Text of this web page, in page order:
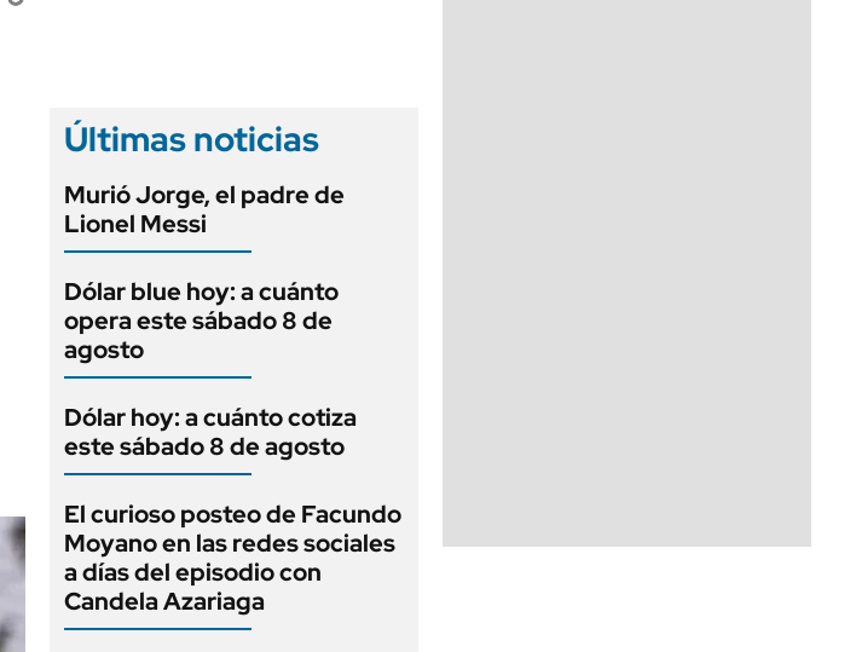
Últimas noticias
Murió Jorge, el padre de
Lionel Messi
Dólar blue hoy: a cuánto
opera este sábado 8 de
agosto
Dólar hoy: a cuánto cotiza
este sábado 8 de agosto
El curioso posteo de Facundo
Moyano en las redes sociales
a días del episodio con
Candela Azariaga